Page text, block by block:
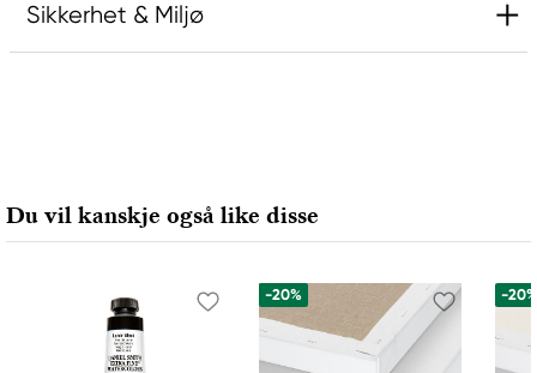
Sikkerhet & Miljø
65205 Wiesbaden, Germany
export@holtz-gmbh.de
Produsent
Du vil kanskje også like disse
-20% -